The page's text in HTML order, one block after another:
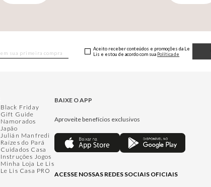
Aceito receber conteúdos e promoções da Le
Lis e estou de acordo com sua Política de
Black Friday
Gift Guide
Namorados
Japão
Julián Manfredi
Raízes do Pará
Cuidados Casa
Instruções Jogos
Minha Loja Le Lis
Le Lis Casa PRO
BAIXE O APP
Aproveite benefícios exclusivos
ACESSE NOSSAS REDES SOCIAIS OFICIAIS